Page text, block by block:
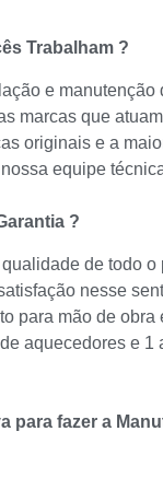
Trabalham ?
e manutenção
marcas que
originais e a
equipe
?
de todo o
nesse
para mão de obra
aquecedores e 1
para fazer a